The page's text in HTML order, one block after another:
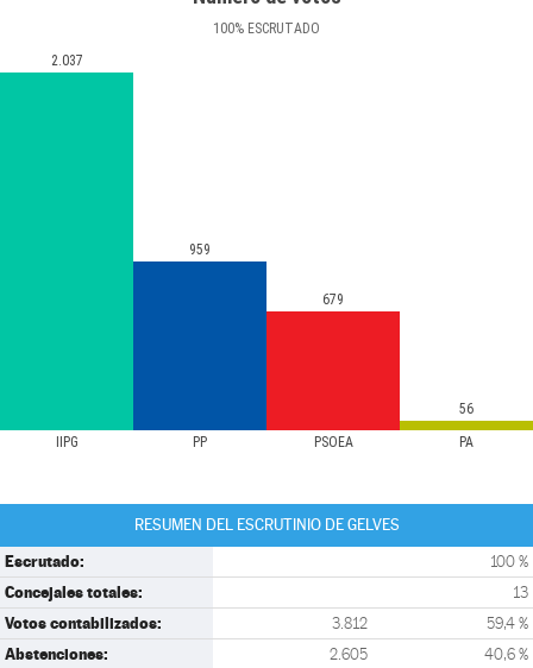
100% ESCRUTADO
IIPG PP PSOEA PA
2.037
959
679
56
RESUMEN DEL ESCRUTINIO DE GELVES
Escrutado: 100 %
Concejales totales: 13
Votos contabilizados: 3.812 59,4 %
Abstenciones: 2.605 40,6 %